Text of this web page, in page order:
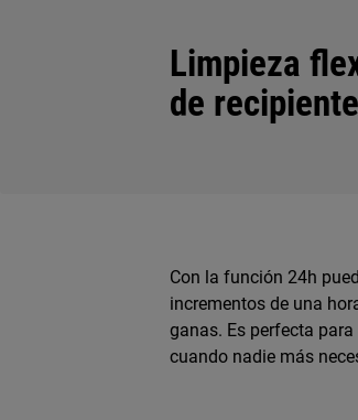
Limpieza
de
Con la función 24h
incrementos de una
ganas. Es perfecta
cuando nadie más